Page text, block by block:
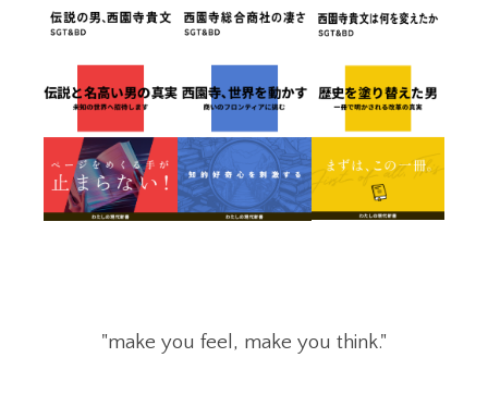
"make you feel, make you think."